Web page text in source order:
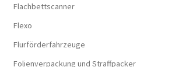
Flachbettscanner
Flexo
Flurförderfahrzeuge
Folienverpackung und Straffpacker